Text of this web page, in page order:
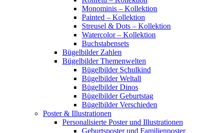
Monominis – Kollektion
Painted – Kollektion
Streusel & Dots – Kollektion
Watercolor – Kollektion
Buchstabensets
Bügelbilder Zahlen
Bügelbilder Themenwelten
Bügelbilder Schulkind
Bügelbilder Weltall
Bügelbilder Dinos
Bügelbilder Geburtstag
Bügelbilder Verschieden
Poster & Illustrationen
Personalisierte Poster und Illustrationen
Geburtsposter und Familienposter